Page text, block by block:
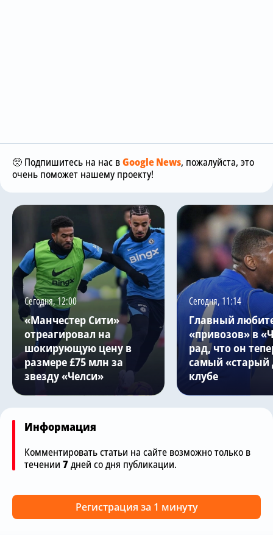
🥺 Подпишитесь на нас вGoogle News, пожалуйста, это
очень поможет нашему проекту!
Сегодня, 12:00
«Манчестер Сити»
отреагировал на
шокирующую цену в
размере £75 млн за
звезду «Челси»
Сегодня, 11:14
Главный
«привозов» в
рад, что он
самый «старый
клубе
Информация
Комментировать статьи на сайте возможно только в
течении 7дней со дня публикации.
Регистрация за 1 минуту